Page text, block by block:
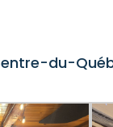
du-